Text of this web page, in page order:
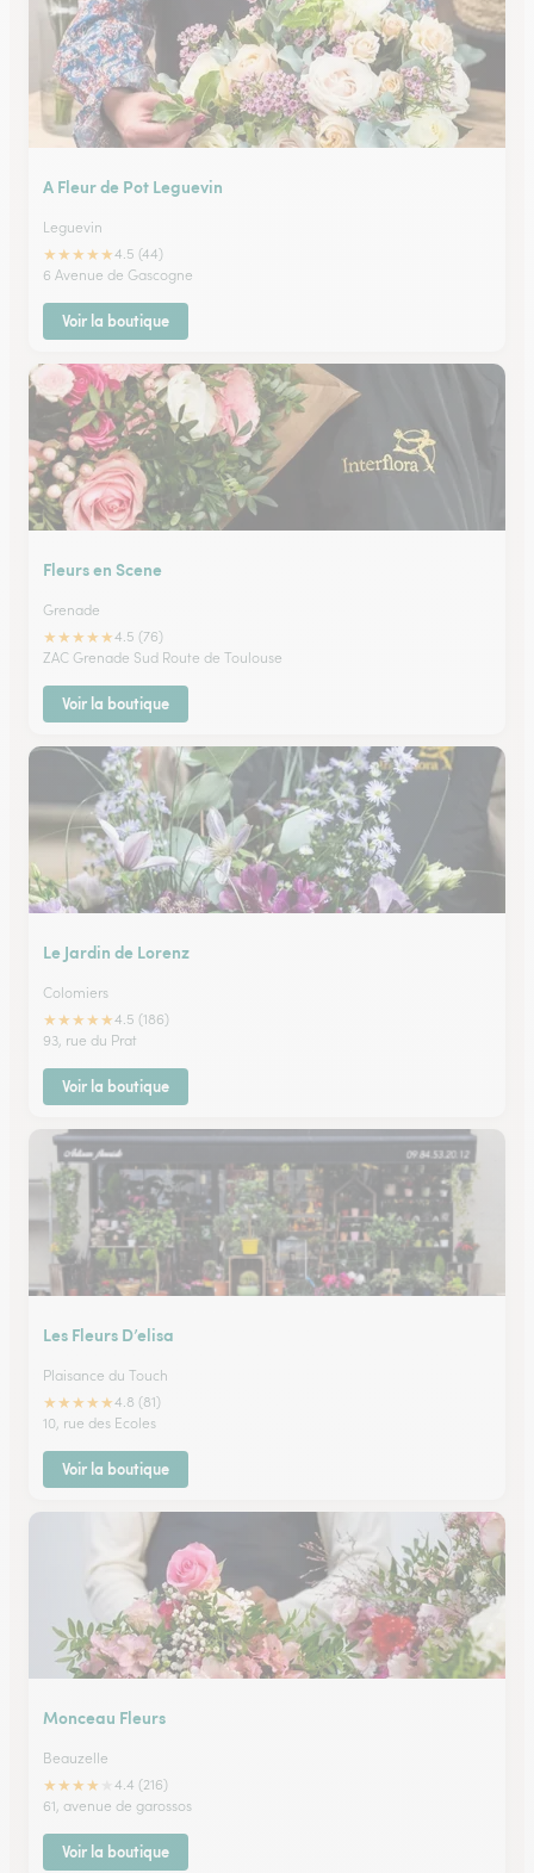
A Fleur de Pot Leguevin
Leguevin
★★★★★4.5 (44)
6 Avenue de Gascogne
Voir la boutique
Fleurs en Scene
Grenade
★★★★★4.5 (76)
ZAC Grenade Sud Route de Toulouse
Voir la boutique
Le Jardin de Lorenz
Colomiers
★★★★★4.5 (186)
93, rue du Prat
Voir la boutique
Les Fleurs D’elisa
Plaisance du Touch
★★★★★4.8 (81)
10, rue des Ecoles
Voir la boutique
Monceau Fleurs
Beauzelle
★★★★
4.4 (216)
61, avenue de garossos
Voir la boutique